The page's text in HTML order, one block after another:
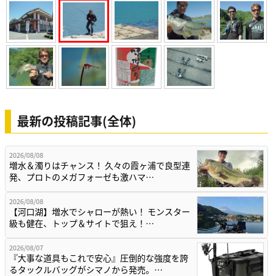
最新の投稿記事(全体)
2026/08/08
増水＆濁りはチャンス！ 久々の霞ヶ浦で良型連
発、プロトのメガフォーゼも激ハマ…
2026/08/08
【河口湖】増水でシャローが熱い！ モンスター
級も健在、トップ＆サイトで狙え！…
2026/08/07
『大事な道具もこれで安心』圧倒的な強度を誇
るタックルバッグがシマノから発売。…